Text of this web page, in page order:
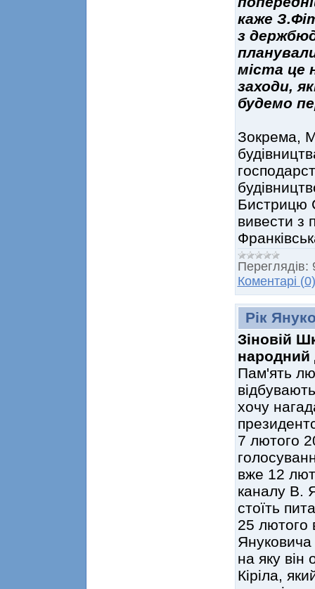
каже
з
міста це
заходи,
будемо
Зокрема,
Бистрицю
вивести з
Переглядів:
Коментарі (0)
Рік
Зіновій
народний
Пам'ять
хочу
7 лютого
вже 12
каналу В.
стоїть
25 лютого
на яку він
Кіріла,